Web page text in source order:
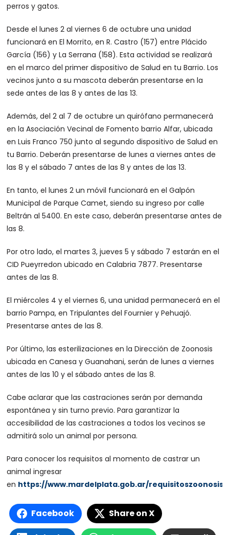
perros y gatos.
Desde el lunes 2 al viernes 6 de octubre una unidad
funcionará en El Morrito, en R. Castro (157) entre Plácido
García (156) y La Serrana (158). Esta actividad se realizará
en el marco del primer dispositivo de Salud en tu Barrio. Los
vecinos junto a su mascota deberán presentarse en la
sede antes de las 8 y antes de las 13.
Además, del 2 al 7 de octubre un quirófano permanecerá
en la Asociación Vecinal de Fomento barrio Alfar, ubicada
en Luis Franco 750 junto al segundo dispositivo de Salud en
tu Barrio. Deberán presentarse de lunes a viernes antes de
las 8 y el sábado 7 antes de las 8 y antes de las 13.
En tanto, el lunes 2 un móvil funcionará en el Galpón
Municipal de Parque Camet, siendo su ingreso por calle
Beltrán al 5400. En este caso, deberán presentarse antes de
las 8.
Por otro lado, el martes 3, jueves 5 y sábado 7 estarán en el
CID Pueyrredon ubicado en Calabria 7877. Presentarse
antes de las 8.
El miércoles 4 y el viernes 6, una unidad permanecerá en el
barrio Pampa, en Tripulantes del Fournier y Pehuajó.
Presentarse antes de las 8.
Por último, las esterilizaciones en la Dirección de Zoonosis
ubicada en Canesa y Guanahani, serán de lunes a viernes
antes de las 10 y el sábado antes de las 8.
Cabe aclarar que las castraciones serán por demanda
espontánea y sin turno previo. Para garantizar la
accesibilidad de las castraciones a todos los vecinos se
admitirá solo un animal por persona.
Para conocer los requisitos al momento de castrar un
animal ingresar
en https://www.mardelplata.gob.ar/requisitoszoonosis
Facebook Share on X